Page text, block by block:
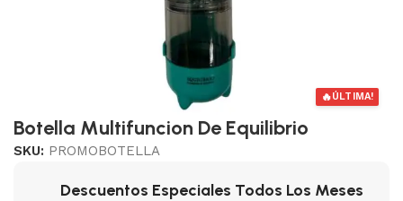
🔥ÚLTIMA!
Botella Multifuncion De Equilibrio
SKU: PROMOBOTELLA
Descuentos Especiales Todos Los Meses